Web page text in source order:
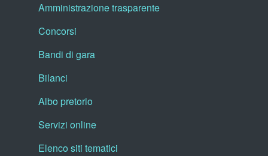
Amministrazione trasparente
Concorsi
Bandi di gara
Bilanci
Albo pretorio
Servizi online
Elenco siti tematici